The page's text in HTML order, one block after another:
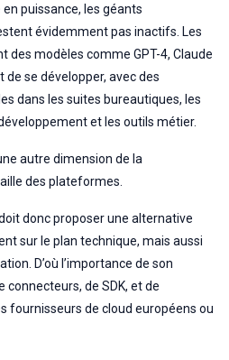
puissance, les géants
évidemment pas inactifs. Les
des modèles comme GPT-4, Claude
de se développer, avec des
dans les suites bureautiques, les
et les outils métier.
autre dimension de la
des plateformes.
donc proposer une alternative
sur le plan technique, mais aussi
D’où l’importance de son
connecteurs, de SDK, et de
fournisseurs de cloud européens ou